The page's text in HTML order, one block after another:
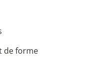
de forme